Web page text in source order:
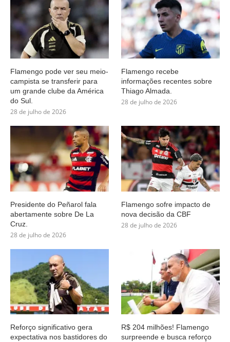
Flamengo pode ver seu meio-
campista se transferir para
um grande clube da América
do Sul.
28 de julho de 2026
Flamengo recebe
informações recentes sobre
Thiago Almada.
28 de julho de 2026
Presidente do Peñarol fala
abertamente sobre De La
Cruz.
28 de julho de 2026
Flamengo sofre impacto de
nova decisão da CBF
28 de julho de 2026
Reforço significativo gera
expectativa nos bastidores do
R$ 204 milhões! Flamengo
surpreende e busca reforço